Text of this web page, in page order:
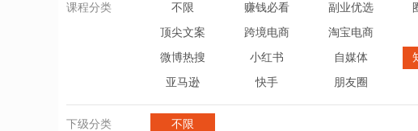
课程分类 不限 赚钱必看 副业优选
顶尖文案 跨境电商 淘宝电商
微博热搜 小红书 自媒体
亚马逊 快手 朋友圈
下级分类 不限